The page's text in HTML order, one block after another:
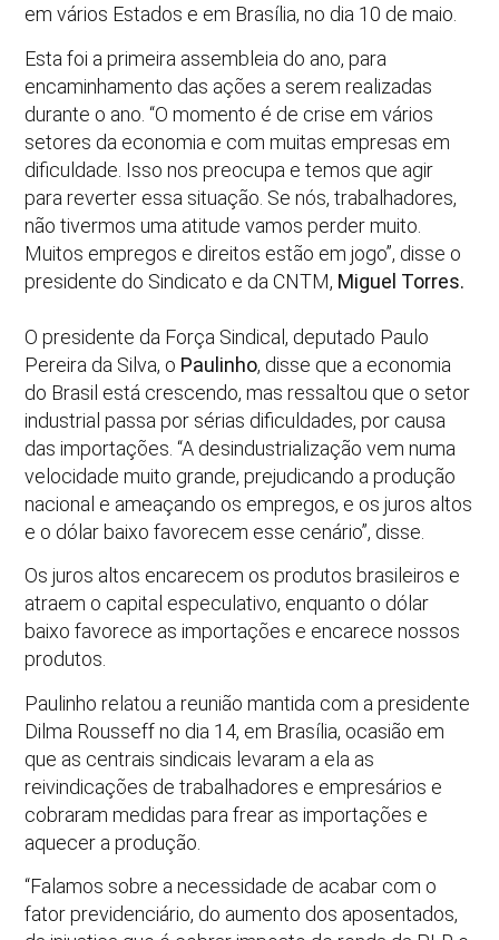
em vários Estados e em Brasília, no dia 10 de maio.
Esta foi a primeira assembleia do ano, para
encaminhamento das ações a serem realizadas
durante o ano. “O momento é de crise em vários
setores da economia e com muitas empresas em
dificuldade. Isso nos preocupa e temos que agir
para reverter essa situação. Se nós, trabalhadores,
não tivermos uma atitude vamos perder muito.
Muitos empregos e direitos estão em jogo”, disse o
presidente do Sindicato e da CNTM, Miguel Torres.
O presidente da Força Sindical, deputado Paulo
Pereira da Silva, o Paulinho, disse que a economia
do Brasil está crescendo, mas ressaltou que o setor
industrial passa por sérias dificuldades, por causa
das importações. “A desindustrialização vem numa
velocidade muito grande, prejudicando a produção
nacional e ameaçando os empregos, e os juros altos
e o dólar baixo favorecem esse cenário”, disse.
Os juros altos encarecem os produtos brasileiros e
atraem o capital especulativo, enquanto o dólar
baixo favorece as importações e encarece nossos
produtos.
Paulinho relatou a reunião mantida com a presidente
Dilma Rousseff no dia 14, em Brasília, ocasião em
que as centrais sindicais levaram a ela as
reivindicações de trabalhadores e empresários e
cobraram medidas para frear as importações e
aquecer a produção.
“Falamos sobre a necessidade de acabar com o
fator previdenciário, do aumento dos aposentados,